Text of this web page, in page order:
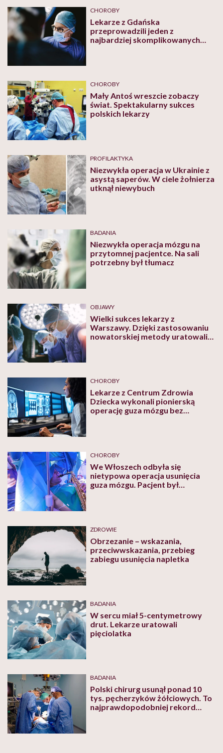
CHOROBY
Lekarze z Gdańska
przeprowadzili jeden z
najbardziej skomplikowanych
CHOROBY
Mały Antoś wreszcie zobaczy
świat. Spektakularny sukces
polskich lekarzy
PROFILAKTYKA
Niezwykła operacja w Ukrainie z
asystą saperów. W ciele żołnierza
utknął niewybuch
BADANIA
Niezwykła operacja mózgu na
przytomnej pacjentce. Na sali
potrzebny był tłumacz
OBJAWY
Wielki sukces lekarzy z
Warszawy. Dzięki zastosowaniu
nowatorskiej metody uratowali
CHOROBY
Lekarze z Centrum Zdrowia
Dziecka wykonali pionierską
operację guza mózgu bez
CHOROBY
We Włoszech odbyła się
nietypowa operacja usunięcia
guza mózgu. Pacjent był
ZDROWIE
Obrzezanie – wskazania,
przeciwwskazania, przebieg
zabiegu usunięcia napletka
BADANIA
W sercu miał 5-centymetrowy
drut. Lekarze uratowali
pięciolatka
BADANIA
Polski chirurg usunął ponad 10
tys. pęcherzyków żółciowych. To
najprawdopodobniej rekord